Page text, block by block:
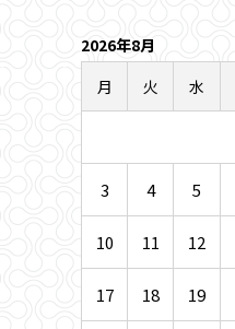
2026年8月
月
火 水
3 4 5
10 11 12
17 18 19